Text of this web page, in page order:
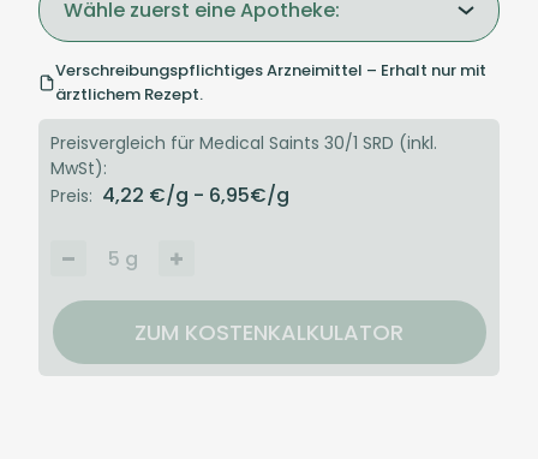
Wähle zuerst eine Apotheke:
Verschreibungspflichtiges Arzneimittel – Erhalt nur mit
ärztlichem Rezept.
Preisvergleich für Medical Saints 30/1 SRD (inkl.
MwSt):
Preis: 4,22 €/g - 6,95€/g
5 g
ZUM KOSTENKALKULATOR